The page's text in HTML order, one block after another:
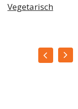
Vegetarisch